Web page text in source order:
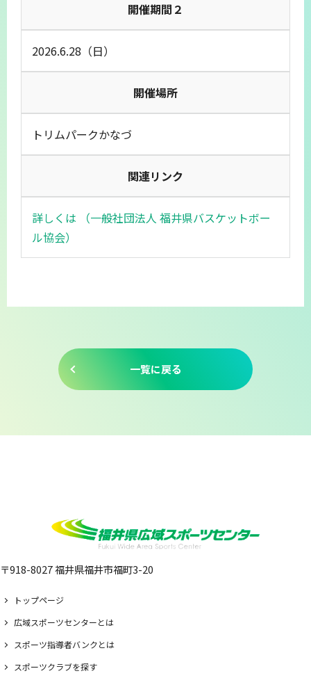
開催期間２
2026.6.28（日）
開催場所
トリムパークかなづ
関連リンク
詳しくは （一般社団法人 福井県バスケットボー
ル協会）
一覧に戻る
〒918-8027 福井県福井市福町3-20
トップページ
広域スポーツセンターとは
スポーツ指導者バンクとは
スポーツクラブを探す